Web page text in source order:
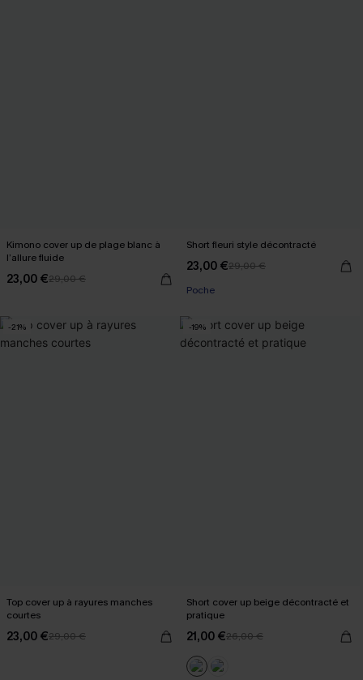
Kimono cover up de plage blanc à
l’allure fluide
23,00 €29,00 €
Short fleuri style décontracté
23,00 €29,00 €
Poche
-21%
Top cover up à rayures manches
courtes
23,00 €29,00 €
-19%
Short cover up beige décontracté et
pratique
21,00 €26,00 €